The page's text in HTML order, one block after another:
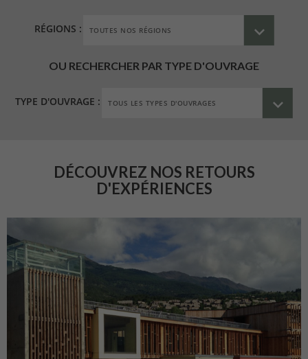
RÉGIONS :
OU RECHERCHER PAR TYPE D'OUVRAGE
TYPE D'OUVRAGE :
DÉCOUVREZ NOS RETOURS
D'EXPÉRIENCES